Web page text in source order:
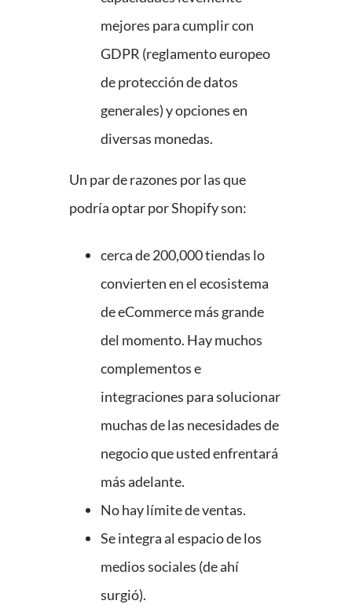
mejores para cumplir con
GDPR (reglamento europeo
de protección de datos
generales) y opciones en
diversas monedas.
Un par de razones por las que
podría optar por Shopify son:
cerca de 200,000 tiendas lo
convierten en el ecosistema
de eCommerce más grande
del momento. Hay muchos
complementos e
integraciones para solucionar
muchas de las necesidades de
negocio que usted enfrentará
más adelante.
No hay límite de ventas.
Se integra al espacio de los
medios sociales (de ahí
surgió).